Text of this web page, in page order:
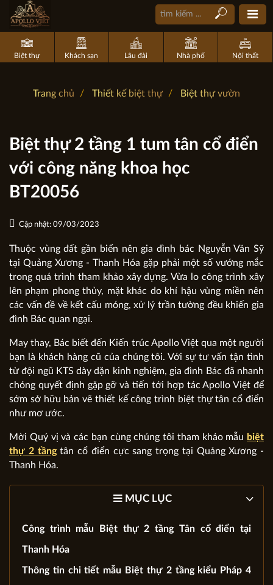
Biệt thự Khách sạn Lâu đài Nhà phố Nội thất
Trang chủ Thiết kế biệt thự Biệt thự vườn
Biệt thự 2 tầng 1 tum tân cổ điển
với công năng khoa học
BT20056
Cập nhật: 09/03/2023
Thuộc vùng đất gần biển nên gia đình bác Nguyễn Văn Sỹ
tại Quảng Xương - Thanh Hóa gặp phải một số vướng mắc
trong quá trình tham khảo xây dựng. Vừa lo công trình xây
lên phạm phong thủy, mặt khác do khí hậu vùng miền nên
các vấn đề về kết cấu móng, xử lý trần tường đều khiến gia
đình Bác quan ngại.
May thay, Bác biết đến Kiến trúc Apollo Việt qua một người
bạn là khách hàng cũ của chúng tôi. Với sự tư vấn tận tình
từ đội ngũ KTS dày dặn kinh nghiệm, gia đình Bác đã nhanh
chóng quyết định gặp gỡ và tiến tới hợp tác Apollo Việt để
sớm sở hữu bản vẽ thiết kế công trình biệt thự tân cổ điển
như mơ ước.
Mời Quý vị và các bạn cùng chúng tôi tham khảo mẫu biệt
thự 2 tầngtân cổ điển cực sang trọng tại Quảng Xương -
Thanh Hóa.
MỤC LỤC
Công trình mẫu Biệt thự 2 tầng Tân cổ điển tại
Thanh Hóa
Thông tin chi tiết mẫu Biệt thự 2 tầng kiểu Pháp 4